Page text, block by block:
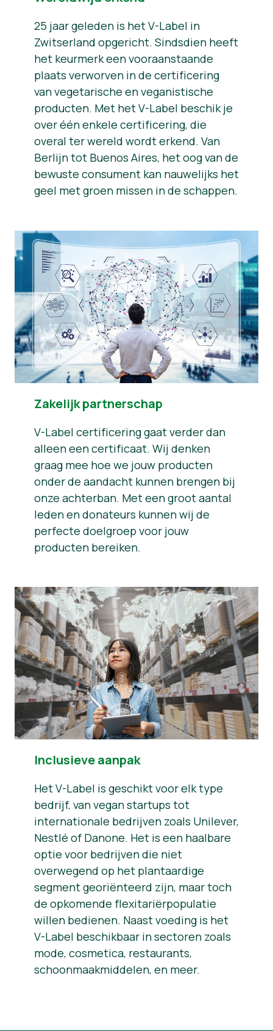
25 jaar geleden is het V-Label in
Zwitserland opgericht. Sindsdien heeft
het keurmerk een vooraanstaande
plaats verworven in de certificering
van vegetarische en veganistische
producten. Met het V-Label beschik je
over één enkele certificering, die
overal ter wereld wordt erkend. Van
Berlijn tot Buenos Aires, het oog van de
bewuste consument kan nauwelijks het
geel met groen missen in de schappen.
Zakelijk partnerschap
V-Label certificering gaat verder dan
alleen een certificaat. Wij denken
graag mee hoe we jouw producten
onder de aandacht kunnen brengen bij
onze achterban. Met een groot aantal
leden en donateurs kunnen wij de
perfecte doelgroep voor jouw
producten bereiken.
Inclusieve aanpak
Het V-Label is geschikt voor elk type
bedrijf, van vegan startups tot
internationale bedrijven zoals Unilever,
Nestlé of Danone. Het is een haalbare
optie voor bedrijven die niet
overwegend op het plantaardige
segment georiënteerd zijn, maar toch
de opkomende flexitariërpopulatie
willen bedienen. Naast voeding is het
V-Label beschikbaar in sectoren zoals
mode, cosmetica, restaurants,
schoonmaakmiddelen, en meer.